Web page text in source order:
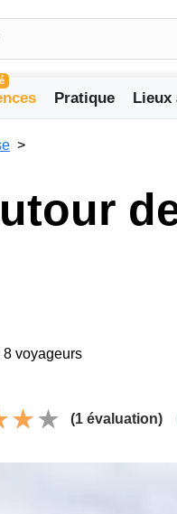
Pratique Lieux
voyageurs
(1 évaluation)